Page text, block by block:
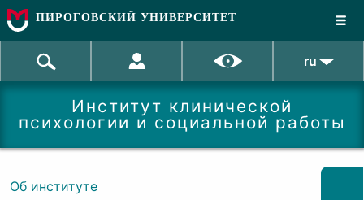
ПИРОГОВСКИЙ УНИВЕРСИТЕТ
ru
Институт клинической
психологии и социальной работы
Об институте